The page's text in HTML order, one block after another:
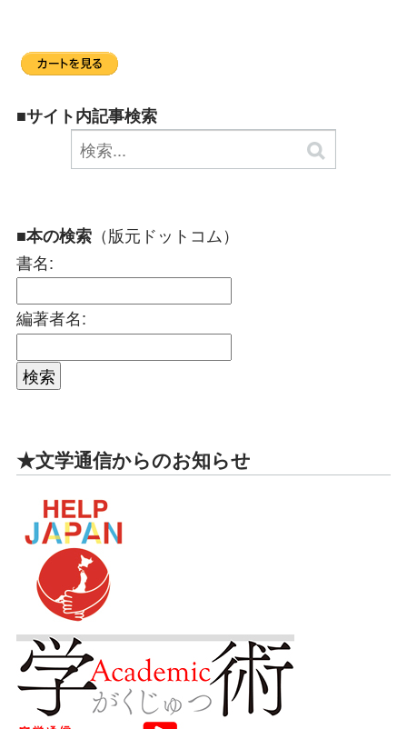
■サイト内記事検索
■本の検索 （版元ドットコム）
書名:
編著者名:
★文学通信からのお知らせ